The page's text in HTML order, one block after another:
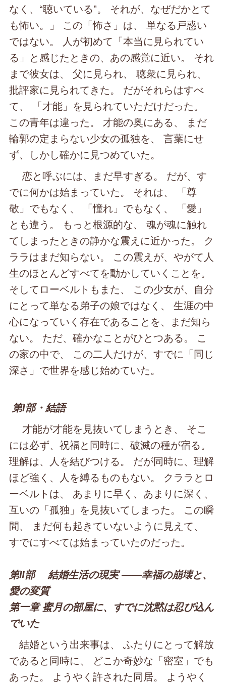
なく、“聴いている”。 それが、なぜだかとて
も怖い。」 この「怖さ」は、 単なる戸惑い
ではない。 人が初めて「本当に見られてい
る」と感じたときの、あの感覚に近い。 それ
まで彼女は、 父に見られ、 聴衆に見られ、
批評家に見られてきた。 だがそれらはすべ
て、 「才能」を見られていただけだった。
この青年は違った。 才能の奥にある、 まだ
輪郭の定まらない少女の孤独を、 言葉にせ
ず、しかし確かに見つめていた。
恋と呼ぶには、まだ早すぎる。 だが、す
でに何かは始まっていた。 それは、 「尊
敬」でもなく、 「憧れ」でもなく、 「愛」
とも違う。 もっと根源的な、 魂が魂に触れ
てしまったときの静かな震えに近かった。 ク
ララはまだ知らない。 この震えが、やがて人
生のほとんどすべてを動かしていくことを。
そしてローベルトもまた、 この少女が、自分
にとって単なる弟子の娘ではなく、 生涯の中
心になっていく存在であることを、まだ知ら
ない。 ただ、確かなことがひとつある。 こ
の家の中で、 この二人だけが、すでに「同じ
深さ」で世界を感じ始めていた。
第Ⅰ部・結語
才能が才能を見抜いてしまうとき、 そこ
には必ず、祝福と同時に、破滅の種が宿る。
理解は、人を結びつける。 だが同時に、理解
ほど強く、人を縛るものもない。 クララとロ
ーベルトは、 あまりに早く、あまりに深く、
互いの「孤独」を見抜いてしまった。 この瞬
間、 まだ何も起きていないように見えて、
すでにすべては始まっていたのだった。
第Ⅱ部 結婚生活の現実 ――幸福の崩壊と、
愛の変質
第一章 蜜月の部屋に、すでに沈黙は忍び込ん
でいた
結婚という出来事は、 ふたりにとって解放
であると同時に、 どこか奇妙な「密室」でも
あった。 ようやく許された同居。 ようやく